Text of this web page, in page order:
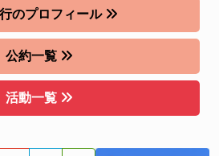
のプロフィール
公約一覧
活動一覧